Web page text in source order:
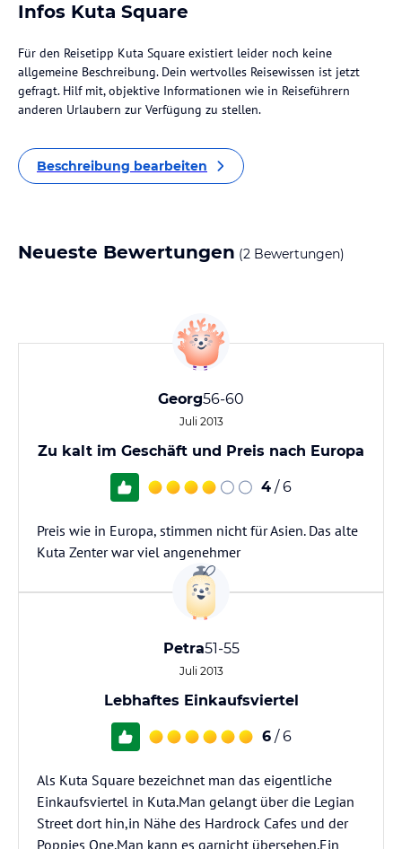
Infos Kuta Square
Für den Reisetipp Kuta Square existiert leider noch keine
allgemeine Beschreibung. Dein wertvolles Reisewissen ist jetzt
gefragt. Hilf mit, objektive Informationen wie in Reiseführern
anderen Urlaubern zur Verfügung zu stellen.
Beschreibung bearbeiten
Neueste Bewertungen (2 Bewertungen)
Georg56-60
Juli 2013
Zu kalt im Geschäft und Preis nach Europa
4 / 6
Preis wie in Europa, stimmen nicht für Asien. Das alte
Kuta Zenter war viel angenehmer
Petra51-55
Juli 2013
Lebhaftes Einkaufsviertel
6 / 6
Als Kuta Square bezeichnet man das eigentliche
Einkaufsviertel in Kuta.Man gelangt über die Legian
Street dort hin,in Nähe des Hardrock Cafes und der
Poppies One.Man kann es garnicht übersehen.Ein